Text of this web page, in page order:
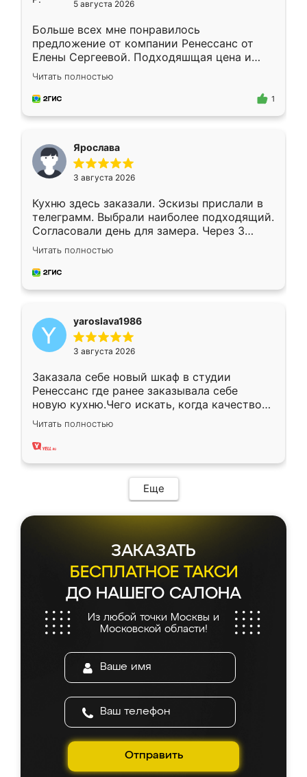
5 августа 2026
Больше всех мне понравилось
предложение от компании Ренессанс от
Елены Сергеевой. Подходяшщая цена и
короткие сроки изготовления. Приехавший
для замера сотрудник Владислав
предложил по моему эскизу самый
Читать полностью
1
Ярослава
3 августа 2026
Кухню здесь заказали. Эскизы прислали в
телеграмм. Выбрали наиболее подходящий.
Согласовали день для замера. Через 3
недели кухня была уже готова. Остались
довольны работой. Спасибо Ренессанс
мебель за качественную работу!
Читать полностью
yaroslava1986
3 августа 2026
Заказала себе новый шкаф в студии
Ренессанс где ранее заказывала себе
новую кухню.Чего искать, когда качеством
вполне довольна. Служит кухня уже почти
два года, нареканий нет.
Читать полностью
Еще
ЗАКАЗАТЬ
БЕСПЛАТНОЕ ТАКСИ
ДО НАШЕГО САЛОНА
Из любой точки Москвы и
Московской области!
Отправить